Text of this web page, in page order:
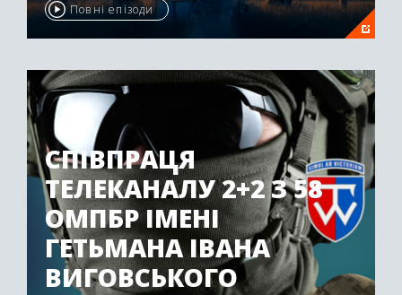
Повні епізоди
СПІВПРАЦЯ
ТЕЛЕКАНАЛУ 2+2 З 58
ОМПБР ІМЕНІ
ГЕТЬМАНА ІВАНА
ВИГОВСЬКОГО